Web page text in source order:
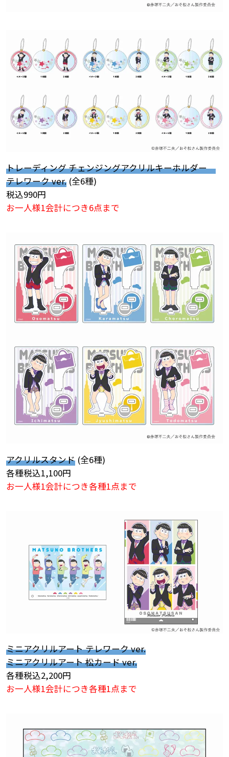
トレーディング チェンジングアクリルキーホルダー
テレワーク ver.(全6種)
税込990円
お一人様1会計につき6点まで
アクリルスタンド(全6種)
各種税込1,100円
お一人様1会計につき各種1点まで
ミニアクリルアート テレワーク ver.
ミニアクリルアート 松カード ver.
各種税込2,200円
お一人様1会計につき各種1点まで